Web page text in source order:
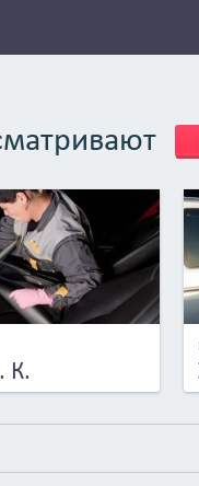
К.